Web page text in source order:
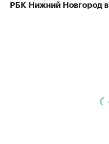
РБК Нижний Новгород в